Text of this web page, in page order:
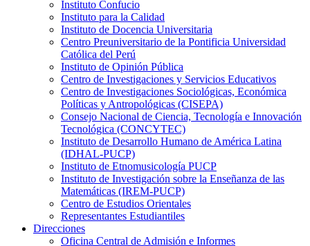
Instituto Confucio
Instituto para la Calidad
Instituto de Docencia Universitaria
Centro Preuniversitario de la Pontificia Universidad
Católica del Perú
Instituto de Opinión Pública
Centro de Investigaciones y Servicios Educativos
Centro de Investigaciones Sociológicas, Económica
Políticas y Antropológicas (CISEPA)
Consejo Nacional de Ciencia, Tecnología e Innovación
Tecnológica (CONCYTEC)
Instituto de Desarrollo Humano de América Latina
(IDHAL-PUCP)
Instituto de Etnomusicología PUCP
Instituto de Investigación sobre la Enseñanza de las
Matemáticas (IREM-PUCP)
Centro de Estudios Orientales
Representantes Estudiantiles
Direcciones
Oficina Central de Admisión e Informes